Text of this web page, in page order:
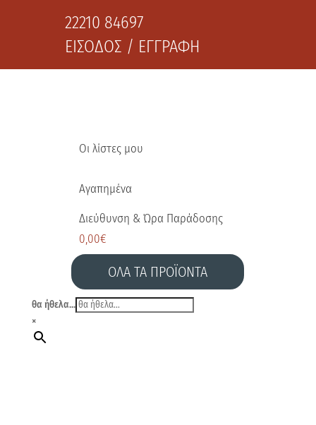
22210 84697
ΕΙΣΟΔΟΣ / ΕΓΓΡΑΦΗ
Οι λίστες μου
Αγαπημένα
Διεύθυνση & Ώρα Παράδοσης
0,00€
ΟΛΑ ΤΑ ΠΡΟΪΟΝΤΑ
θα ήθελα...
×